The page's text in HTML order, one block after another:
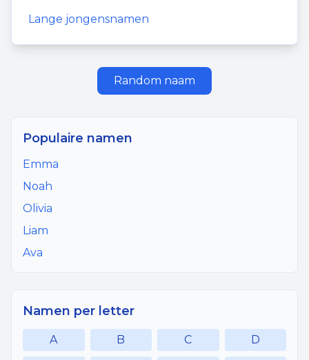
Lange jongensnamen
Random naam
Populaire namen
Emma
Noah
Olivia
Liam
Ava
Namen per letter
A B C D